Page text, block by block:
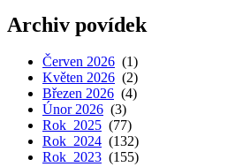
Archiv povídek
Červen 2026 (1)
Květen 2026 (2)
Březen 2026 (4)
Únor 2026 (3)
Rok 2025 (77)
Rok 2024 (132)
Rok 2023 (155)